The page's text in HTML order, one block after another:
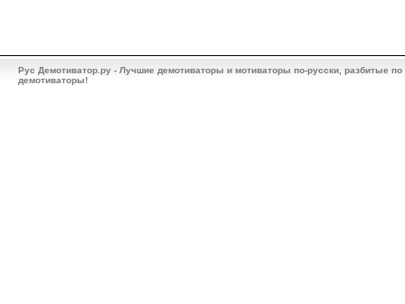
Рус Демотиватор.ру - Лучшие демотиваторы и мотиваторы по-русски, разбитые
демотиваторы!